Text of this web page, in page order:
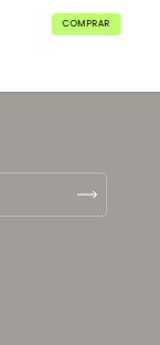
COMPRAR